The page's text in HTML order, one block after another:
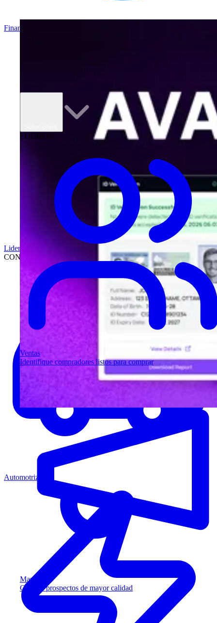
EQUIPOS
Ventas
Identifique compradores listos para comprar
Marketing
Capture prospectos de mayor calidad
Finanzas
Liderazgo
CONCESIONARIOS
Automotriz